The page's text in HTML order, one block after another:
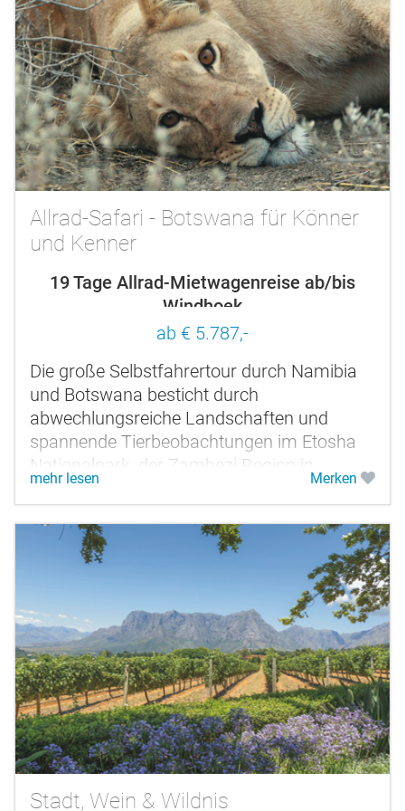
Allrad-Safari - Botswana für Könner
und Kenner
19 Tage Allrad-Mietwagenreise ab/bis
Windhoek
ab € 5.787,-
Die große Selbstfahrertour durch Namibia
und Botswana besticht durch
abwechlungsreiche Landschaften und
spannende Tierbeobachtungen im Etosha
Nationalpark, der Zambezi Region in
Namibia und den tierreichen Nationalparks
Botswanas....
mehr lesen Merken
Stadt, Wein & Wildnis